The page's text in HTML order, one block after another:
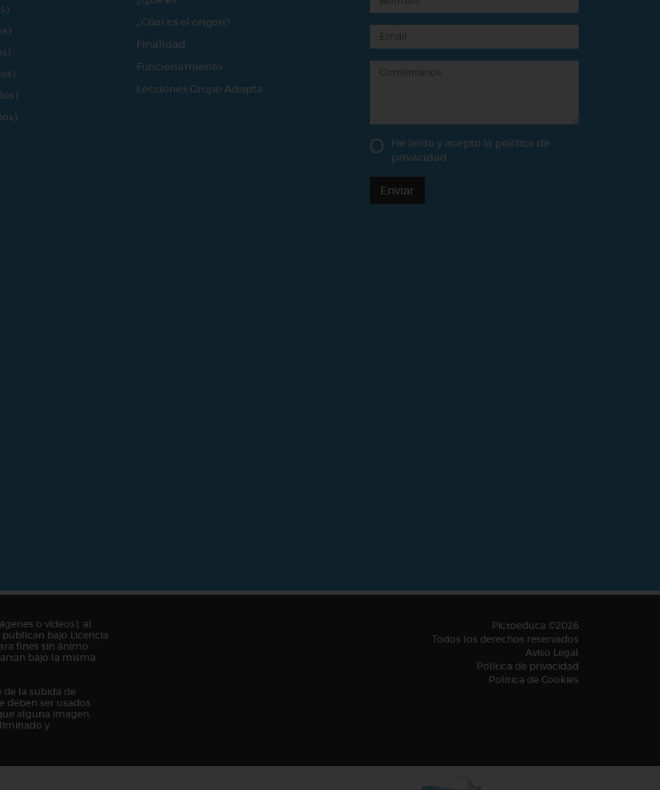
¿Cúal es el origen?
Finalidad
Funcionamiento
Lecciones Grupo Adapta
He leído y acepto la política de
privacidad
Enviar
o vídeos), al
bajo Licencia
fines sin ánimo
bajo la misma
de la subida de
deben ser usados
alguna imagen,
y
Pictoeduca ©2026
Todos los derechos reservados
Aviso Legal
Política de privacidad
Política de Cookies